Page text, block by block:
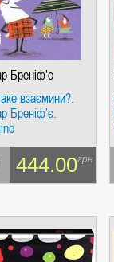
Бреніф’є
взаємини?.
Бреніф’є.
444.00грн